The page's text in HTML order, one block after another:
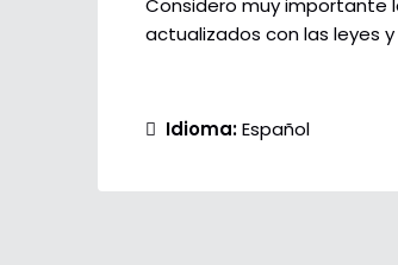
Considero muy importante
actualizados con las leyes
Idioma:Español